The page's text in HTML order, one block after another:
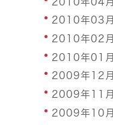
2010年03月
2010年02月
2010年01月
2009年12月
2009年11月
2009年10月